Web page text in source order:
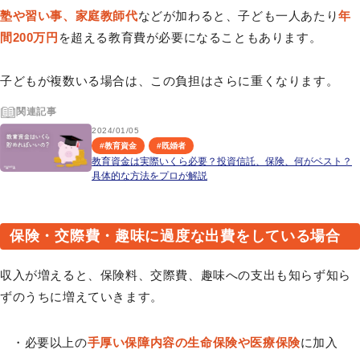
塾や習い事、家庭教師代などが加わると、子ども一人あたり年
間200万円 を超える教育費が必要になることもあります。
子どもが複数いる場合は、この負担はさらに重くなります。
関連記事
2024/01/05
#教育資金 #既婚者
教育資金は実際いくら必要？投資信託、保険、何がベスト？
具体的な方法をプロが解説
保険・交際費・趣味に過度な出費をしている場合
収入が増えると、保険料、交際費、趣味への支出も知らず知ら
ずのうちに増えていきます。
・必要以上の手厚い保障内容の生命保険や医療保険に加入